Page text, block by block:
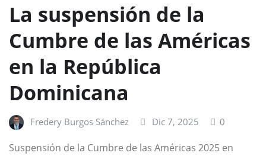
La suspensión de la
Cumbre de las Américas
en la República
Dominicana
Fredery Burgos Sánchez Dic 7, 2025 0
Suspensión de la Cumbre de las Américas 2025 en